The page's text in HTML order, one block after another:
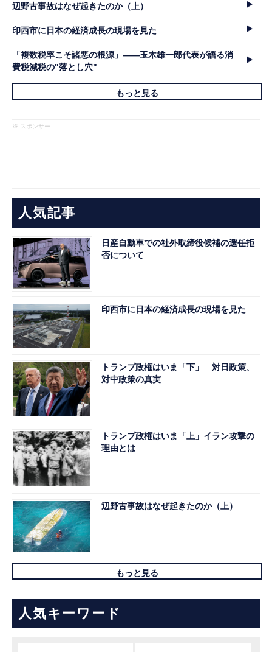
辺野古事故はなぜ起きたのか（上）
印西市に日本の経済成長の現場を見た
「複数税率こそ諸悪の根源」――玉木雄一郎代表が語る消
費税減税の"落とし穴"
もっと見る
※ スポンサー
人気記事
日産自動車での社外取締役候補の選任拒
否について
印西市に日本の経済成長の現場を見た
トランプ政権はいま「下」 対日政策、
対中政策の真実
トランプ政権はいま「上」イラン攻撃の
理由とは
辺野古事故はなぜ起きたのか（上）
もっと見る
人気キーワード